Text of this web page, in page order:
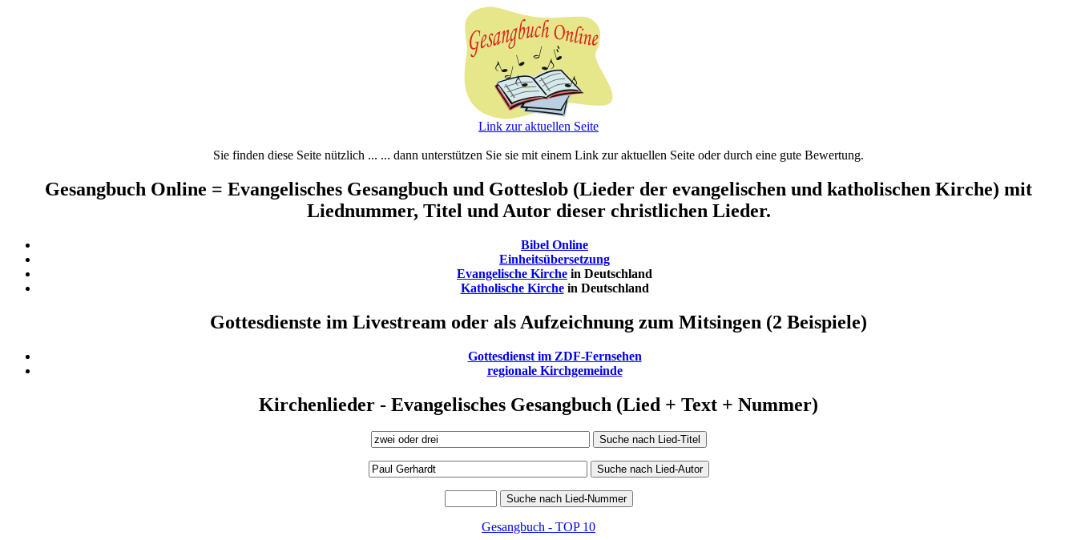
Link zur aktuellen Seite
Sie finden diese Seite nützlich ... ... dann unterstützen Sie sie mit einem Link zur aktuellen Seite oder durch eine gute Bewertung.
Gesangbuch Online = Evangelisches Gesangbuch und Gotteslob (Lieder der evangelischen und katholischen Kirche) mit
Liednummer, Titel und Autor dieser christlichen Lieder.
Bibel Online
Einheitsübersetzung
Evangelische Kirche in Deutschland
Katholische Kirchein Deutschland
Gottesdienste im Livestream oder als Aufzeichnung zum Mitsingen (2 Beispiele)
Gottesdienst im ZDF-Fernsehen
regionale Kirchgemeinde
Kirchenlieder - Evangelisches Gesangbuch (Lied + Text + Nummer)
Gesangbuch - TOP 10